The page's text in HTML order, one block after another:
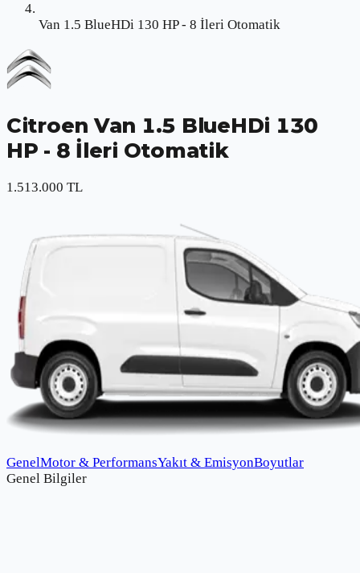
Van 1.5 BlueHDi 130 HP - 8 İleri Otomatik
Citroen Van 1.5 BlueHDi 130
HP - 8 İleri Otomatik
1.513.000 TL
GenelMotor & PerformansYakıt & EmisyonBoyutlar
Genel Bilgiler